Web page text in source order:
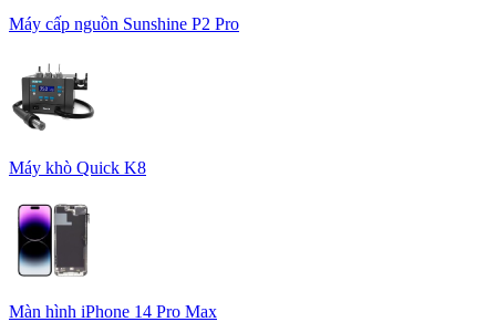
Máy cấp nguồn Sunshine P2 Pro
Máy khò Quick K8
Màn hình iPhone 14 Pro Max